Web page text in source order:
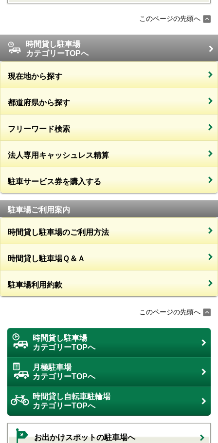
このページの先頭へ
時間貸し駐車場
カテゴリーTOPへ
現在地から探す
都道府県から探す
フリーワード検索
法人専用キャッシュレス精算
駐車サービス券を購入する
駐車場ご利用案内
時間貸し駐車場のご利用方法
時間貸し駐車場Ｑ＆Ａ
駐車場利用約款
このページの先頭へ
時間貸し駐車場
カテゴリーTOPへ
月極駐車場
カテゴリーTOPへ
時間貸し自転車駐輪場
カテゴリーTOPへ
お出かけスポットの駐車場へ